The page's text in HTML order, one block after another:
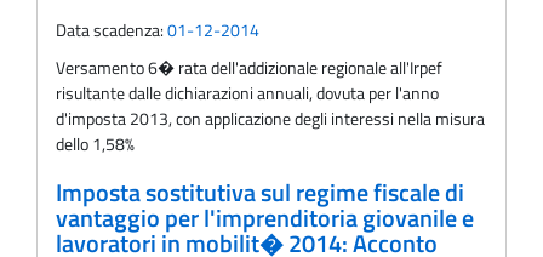
Data scadenza:01-12-2014
Versamento 6� rata dell'addizionale regionale all'Irpef
risultante dalle dichiarazioni annuali, dovuta per l'anno
d'imposta 2013, con applicazione degli interessi nella misura
dello 1,58%
Imposta sostitutiva sul regime fiscale di
vantaggio per l'imprenditoria giovanile e
lavoratori in mobilit� 2014: Acconto